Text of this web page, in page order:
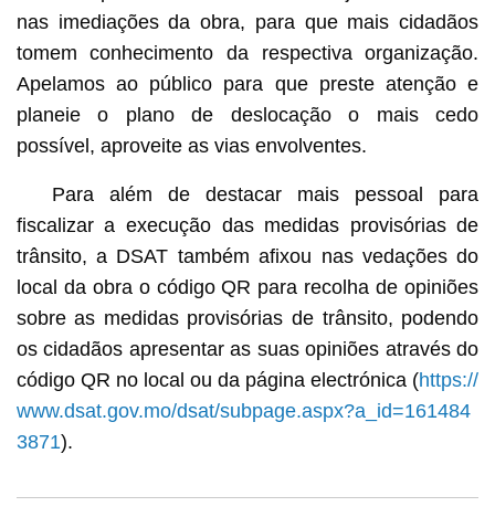
nas imediações da obra, para que mais cidadãos
tomem conhecimento da respectiva organização.
Apelamos ao público para que preste atenção e
planeie o plano de deslocação o mais cedo
possível, aproveite as vias envolventes.
Para além de destacar mais pessoal para
fiscalizar a execução das medidas provisórias de
trânsito, a DSAT também afixou nas vedações do
local da obra o código QR para recolha de opiniões
sobre as medidas provisórias de trânsito, podendo
os cidadãos apresentar as suas opiniões através do
código QR no local ou da página electrónica (https://
www.dsat.gov.mo/dsat/subpage.aspx?a_id=161484
3871).